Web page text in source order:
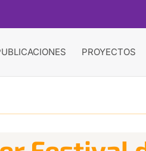
PROYECTOS